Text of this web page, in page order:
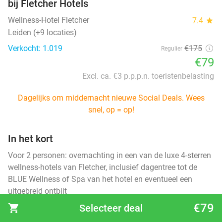
bij Fletcher Hotels
Wellness-Hotel Fletcher 7.4 star
Leiden (+9 locaties)
Verkocht: 1.019
Regulier €175
€79
Excl. ca. €3 p.p.p.n. toeristenbelasting
Dagelijks om middernacht nieuwe Social Deals. Wees
snel, op = op!
In het kort
Voor 2 personen: overnachting in een van de luxe 4-sterren
wellness-hotels van Fletcher, inclusief dagentree tot de
BLUE Wellness of Spa van het hotel en eventueel een
uitgebreid ontbijt
shopping_cart €79
Selecteer deal